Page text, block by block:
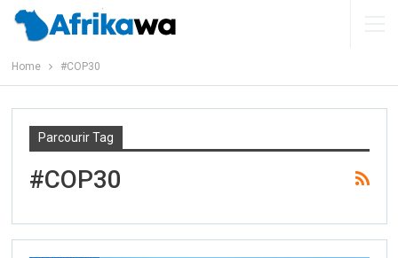
Home #COP30
Parcourir Tag
#COP30